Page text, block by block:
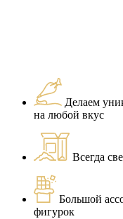
Делаем
на любой вкус
Всегда
Большой
фигурок